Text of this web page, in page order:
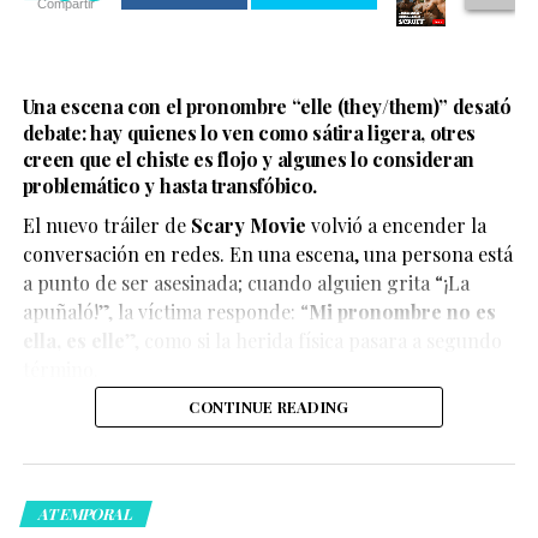
Ver esta publicación en Instagram
La boda del influencer Un Tal Fredo se convirtió en uno
de los eventos más virales del momento, luego de que el
cantante Carlos Rivera apareciera como sorpresa y
ofreciera un concierto privado.
varios días que reunió a influencers, amistades cercanas
y figuras del mundo digital.
Compartir
Una escena con el pronombre “elle (they/them)” desató
debate: hay quienes lo ven como sátira ligera, otres
creen que el chiste es flojo y algunes lo consideran
problemático y hasta transfóbico.
El nuevo tráiler deScary Movie volvió a encender la
conversación en redes. En una escena, una persona está
a punto de ser asesinada; cuando alguien grita “¡La
apuñaló!”, la víctima responde: “Mi pronombre no es
CONTINUE READING
ATEMPORAL